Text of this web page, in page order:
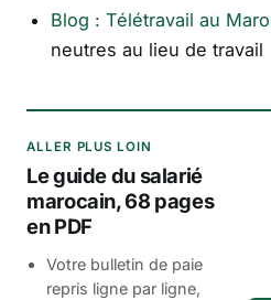
Blog : Télétravail au
neutres au lieu de travail
ALLER PLUS LOIN
Le guide du salarié
marocain, 68 pages
en PDF
Votre bulletin de paie
repris ligne par ligne,